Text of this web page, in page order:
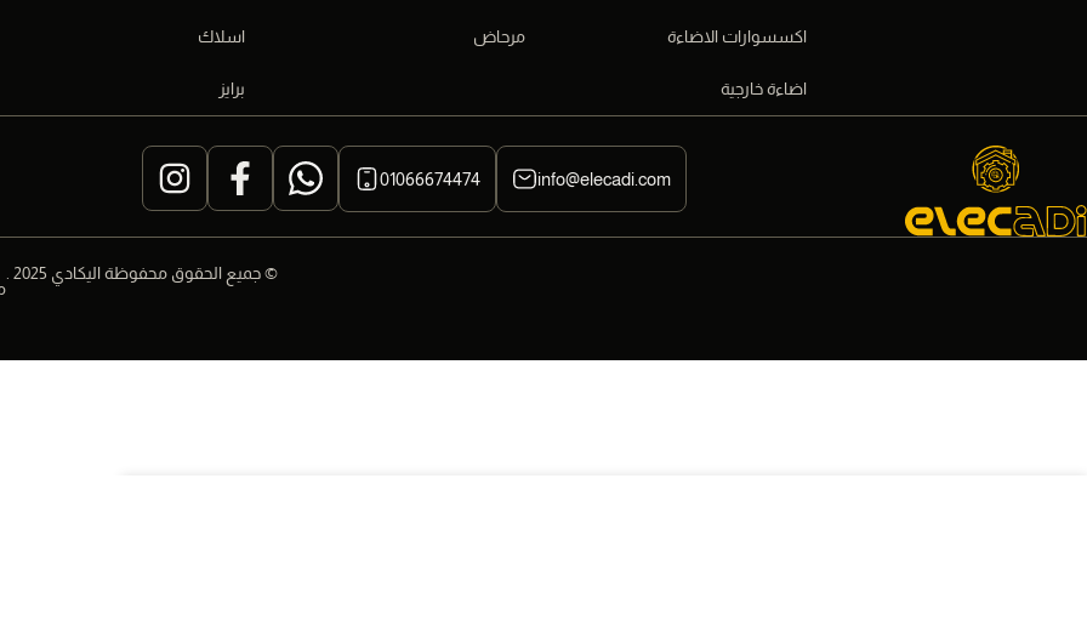
اكسسوارات الاضاءة
اضاءة خارجية
مرحاض اسلاك
برايز
info@elecadi.com
01066674474
© جميع الحقوق محفوظة اليكادي 2025 .